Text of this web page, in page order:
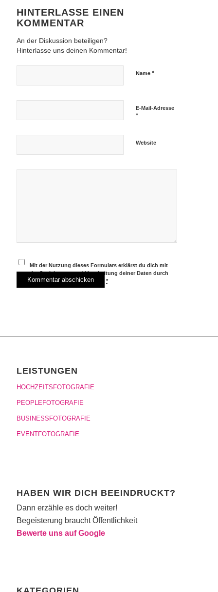
HINTERLASSE EINEN
KOMMENTAR
An der Diskussion beteiligen?
Hinterlasse uns deinen Kommentar!
Name *
E-Mail-Adresse
*
Website
Mit der Nutzung dieses Formulars erklärst du dich mit
der Speicherung und Verarbeitung deiner Daten durch
diese Website einverstanden.*
LEISTUNGEN
HOCHZEITSFOTOGRAFIE
PEOPLEFOTOGRAFIE
BUSINESSFOTOGRAFIE
EVENTFOTOGRAFIE
HABEN WIR DICH BEEINDRUCKT?
Dann erzähle es doch weiter!
Begeisterung braucht Öffentlichkeit
Bewerte uns auf Google